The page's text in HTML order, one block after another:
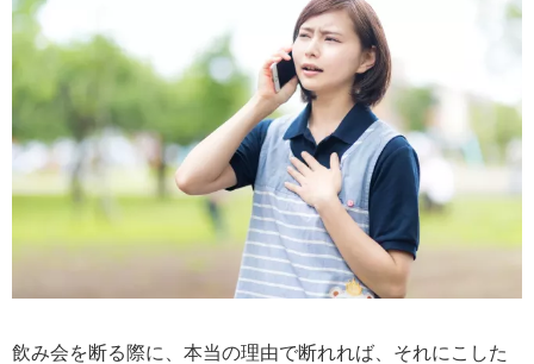
飲み会を断る際に、本当の理由で断れれば、それにこした